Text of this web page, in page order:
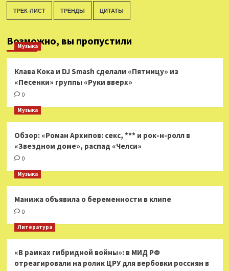
ТРЕК-ЛИСТ ТРЕНДЫ ЦИТАТЫ
Возможно, вы пропустили
Музыка
Клава Кока и DJ Smash сделали «Пятницу» из
«Песенки» группы «Руки вверх»
0
Музыка
Обзор: «Роман Архипов: секс, *** и рок-н-ролл в
«Звездном доме», распад «Челси»
0
Музыка
Манижа объявила о беременности в клипе
0
Литература
«В рамках гибридной войны»: в МИД РФ
отреагировали на ролик ЦРУ для вербовки россиян в